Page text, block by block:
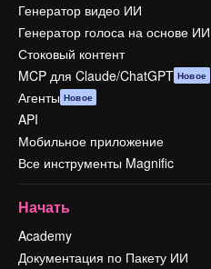
Генератор видео ИИ
Генератор голоса на основе ИИ
Стоковый контент
MCP для Claude/ChatGPT Новое
Агенты Новое
API
Мобильное приложение
Все инструменты Magnific
Начать
Academy
Документация по Пакету ИИ